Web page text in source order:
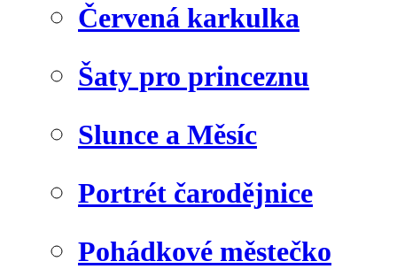
Červená karkulka
Šaty pro princeznu
Slunce a Měsíc
Portrét čarodějnice
Pohádkové městečko